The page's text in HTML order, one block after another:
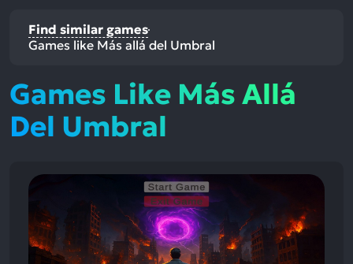
Find similar games
Games like Más allá del Umbral
Games Like Más Allá
Del Umbral